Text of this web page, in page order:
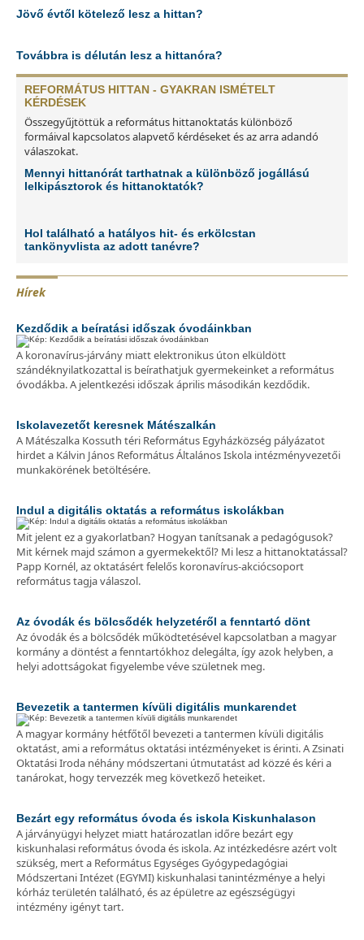
Jövő évtől kötelező lesz a hittan?
Továbbra is délután lesz a hittanóra?
REFORMÁTUS HITTAN - GYAKRAN ISMÉTELT
KÉRDÉSEK
Összegyűjtöttük a református hittanoktatás különböző
formáival kapcsolatos alapvető kérdéseket és az arra adandó
válaszokat.
Mennyi hittanórát tarthatnak a különböző jogállású
lelkipásztorok és hittanoktatók?
Hol található a hatályos hit- és erkölcstan
tankönyvlista az adott tanévre?
Hírek
Kezdődik a beíratási időszak óvodáinkban
A koronavírus-járvány miatt elektronikus úton elküldött
szándéknyilatkozattal is beírathatjuk gyermekeinket a református
óvodákba. A jelentkezési időszak április másodikán kezdődik.
Iskolavezetőt keresnek Mátészalkán
A Mátészalka Kossuth téri Református Egyházközség pályázatot
hirdet a Kálvin János Református Általános Iskola intézményvezetői
munkakörének betöltésére.
Indul a digitális oktatás a református iskolákban
Mit jelent ez a gyakorlatban? Hogyan tanítsanak a pedagógusok?
Mit kérnek majd számon a gyermekektől? Mi lesz a hittanoktatással?
Papp Kornél, az oktatásért felelős koronavírus-akciócsoport
református tagja válaszol.
Az óvodák és bölcsődék helyzetéről a fenntartó dönt
Az óvodák és a bölcsődék működtetésével kapcsolatban a magyar
kormány a döntést a fenntartókhoz delegálta, így azok helyben, a
helyi adottságokat figyelembe véve születnek meg.
Bevezetik a tantermen kívüli digitális munkarendet
A magyar kormány hétfőtől bevezeti a tantermen kívüli digitális
oktatást, ami a református oktatási intézményeket is érinti. A Zsinati
Oktatási Iroda néhány módszertani útmutatást ad közzé és kéri a
tanárokat, hogy tervezzék meg következő heteiket.
Bezárt egy református óvoda és iskola Kiskunhalason
A járványügyi helyzet miatt határozatlan időre bezárt egy
kiskunhalasi református óvoda és iskola. Az intézkedésre azért volt
szükség, mert a Református Egységes Gyógypedagógiai
Módszertani Intézet (EGYMI) kiskunhalasi tanintézménye a helyi
kórház területén található, és az épületre az egészségügyi
intézmény igényt tart.